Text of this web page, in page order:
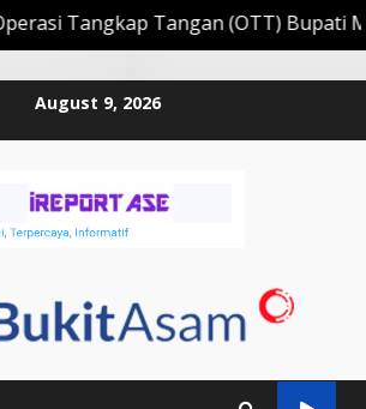
(OTT) Bupati Muara Enim
August 9, 2026